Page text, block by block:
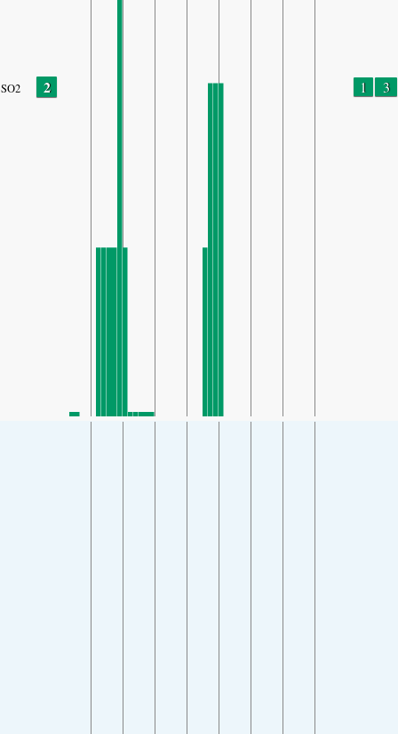
SO2 2 1 3